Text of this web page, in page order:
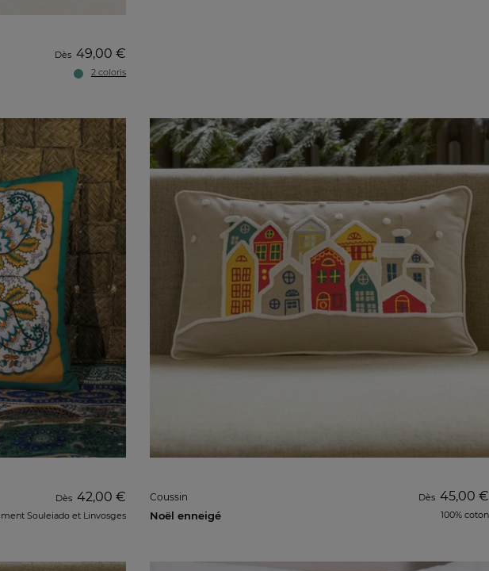
Dès 49,00 €
2 coloris
Dès 42,00 €
Souleiado et Linvosges
Coussin
Noël enneigé
Dès 45,00 €
100% coton